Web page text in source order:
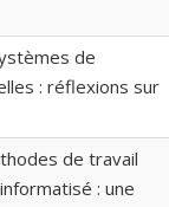
de
: réflexions sur
de travail
: une